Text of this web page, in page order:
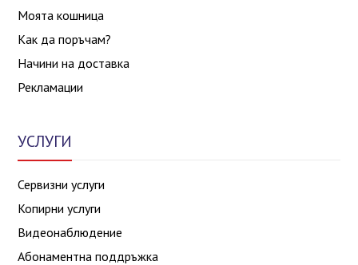
Моята кошница
Как да поръчам?
Начини на доставка
Рекламации
УСЛУГИ
Сервизни услуги
Копирни услуги
Видеонаблюдение
Абонаментна поддръжка